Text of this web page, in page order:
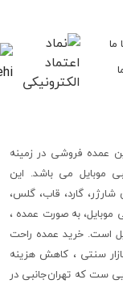
در زمینه
باشد. این
قاب، گلس،
صورت عمده ،
عمده راحت
، کاهش هزینه
در